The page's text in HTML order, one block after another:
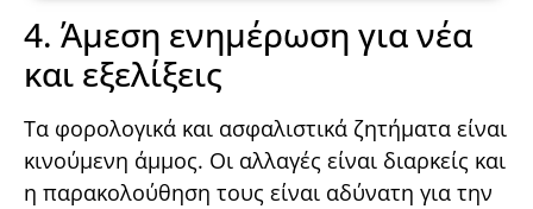
4. Άμεση ενημέρωση για νέα
και εξελίξεις
Τα φορολογικά και ασφαλιστικά ζητήματα είναι
κινούμενη άμμος. Οι αλλαγές είναι διαρκείς και
η παρακολούθηση τους είναι αδύνατη για την